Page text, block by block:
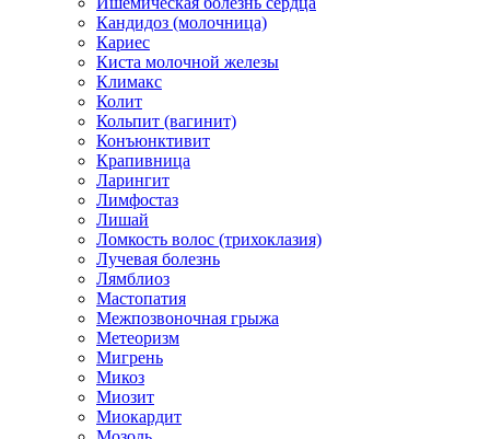
Кандидоз (молочница)
Кариес
Киста молочной железы
Климакс
Колит
Кольпит (вагинит)
Конъюнктивит
Крапивница
Ларингит
Лимфостаз
Лишай
Ломкость волос (трихоклазия)
Лучевая болезнь
Лямблиоз
Мастопатия
Межпозвоночная грыжа
Метеоризм
Мигрень
Микоз
Миозит
Миокардит